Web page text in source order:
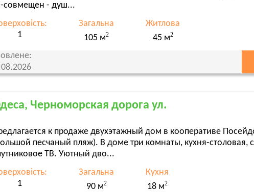
совмещен - душ...
1
Загальна
105 м2
Житлова
45 м2
Черноморская дорога ул.
к продаже двухэтажный дом в кооперативе
песчаный пляж). В доме три комнаты, кухня-
ТВ. Уютный дво...
1
Загальна
90 м2
Кухня
18 м2